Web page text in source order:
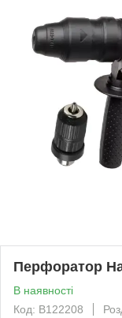
Перфоратор
В наявності
Код: B122208